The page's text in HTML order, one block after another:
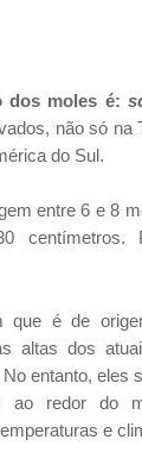
dos moles é:
não só na
do Sul.
entre 6 e 8
centímetros.
que é de
altas dos
entanto, eles
ao redor do
e